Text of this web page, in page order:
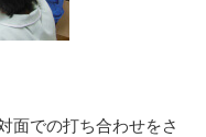
面での打ち合わせをさ